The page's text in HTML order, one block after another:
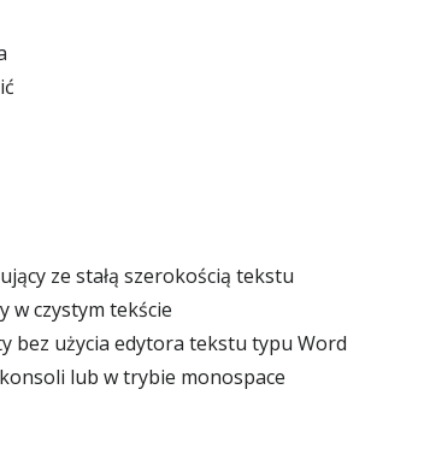
ze stałą szerokością tekstu
w czystym tekście
bez użycia edytora tekstu typu Word
lub w trybie monospace